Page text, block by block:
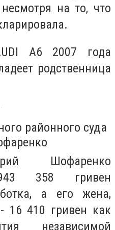
на то, что
A6 2007 года
родственница
районного суда
Шофаренко
943 358 гривен
а его жена,
16 410 гривен как
независимой